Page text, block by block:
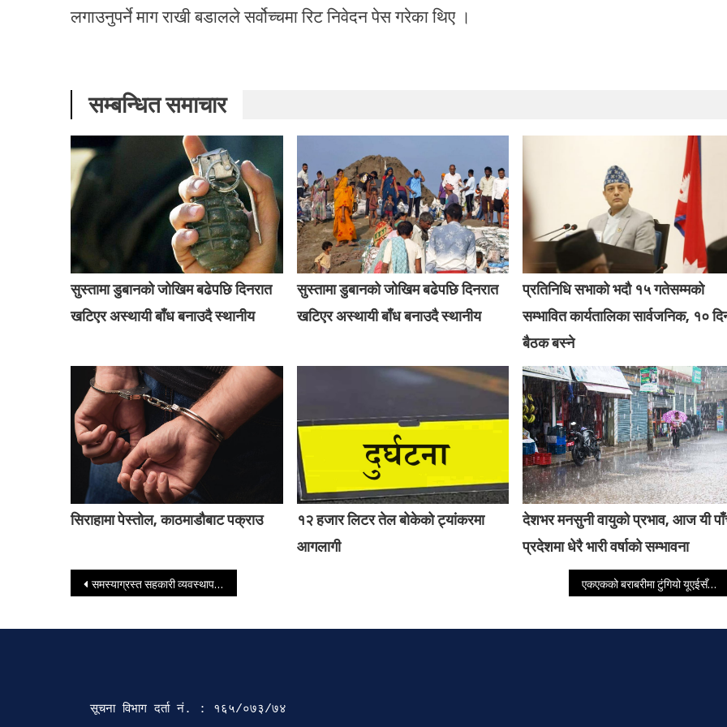
लगाउनुपर्ने माग राखी बडालले सर्वोच्चमा रिट निवेदन पेस गरेका थिए ।
सम्बन्धित समाचार
सुस्तामा डुबानको जोखिम बढेपछि दिनरात
खटिएर अस्थायी बाँध बनाउदै स्थानीय
सुस्तामा डुबानको जोखिम बढेपछि दिनरात
खटिएर अस्थायी बाँध बनाउदै स्थानीय
प्रतिनिधि सभाको भदौ १५ गतेसम्मको
सम्भावित कार्यतालिका सार्वजनिक, १०
बैठक बस्ने
सिराहामा पेस्तोल, काठमाडौबाट पक्राउ
१२ हजार लिटर तेल बोकेको ट्यांकरमा
आगलागी
देशभर मनसुनी वायुको प्रभाव, आज यी
प्रदेशमा धेरै भारी वर्षाको सम्भावना
Post navigation
समस्याग्रस्त सहकारी व्यवस्थापन समितिको अध्यक्षमा डिल्लीराज आचार्य नियुक्त एकएकको बराबरीमा टुंगियो यूएईसँगको दोस्रो टी–२० आई सिरिज
सूचना विभाग दर्ता‍ नं. : १६५/०७३/७४